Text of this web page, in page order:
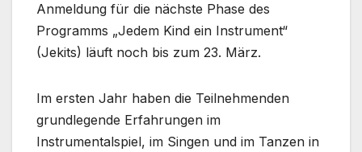
Anmeldung für die nächste Phase des
Programms „Jedem Kind ein Instrument“
(Jekits) läuft noch bis zum 23. März.
Im ersten Jahr haben die Teilnehmenden
grundlegende Erfahrungen im
Instrumentalspiel, im Singen und im Tanzen in